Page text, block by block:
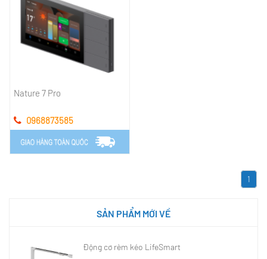
Nature 7 Pro
0968873585
1
SẢN PHẨM MỚI VỀ
Động cơ rèm kéo LifeSmart